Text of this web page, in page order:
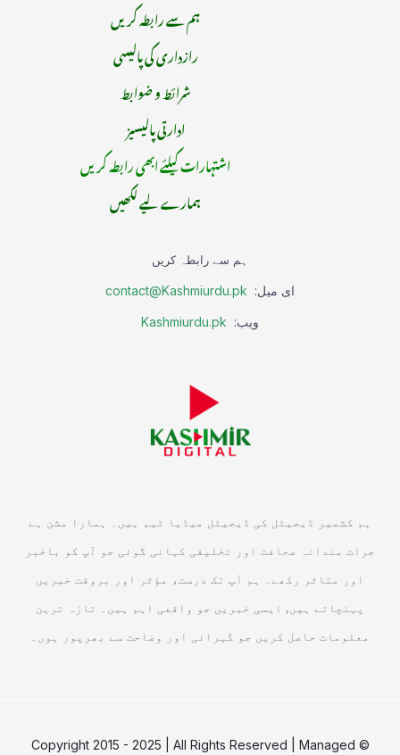
ہم سے رابطہ کریں
رازداری کی پالیسی
شرائط و ضوابط
ادارتی پالیسیز
اشتہارات کیلئے ابھی رابطہ کریں
ہمارے لیے لکھیں
ہم سے رابطہ کریں
ای میل: contact@Kashmiurdu.pk
ویب: Kashmiurdu.pk
ہم کشمیر ڈیجیٹل کی ڈیجیٹل میڈیا ٹیم ہیں۔ ہمارا مشن ہے
جرات مندانہ صحافت اور تخلیقی کہانی گوئی جو آپ کو باخبر
اور متاثر رکھے۔ ہم آپ تک درست، مؤثر اور بروقت خبریں
پہنچاتے ہیں, ایسی خبریں جو واقعی اہم ہیں۔ تازہ ترین
معلومات حاصل کریں جو گہرائی اور وضاحت سے بھرپور ہوں۔
© Copyright 2015 - 2025 | All Rights Reserved | Managed